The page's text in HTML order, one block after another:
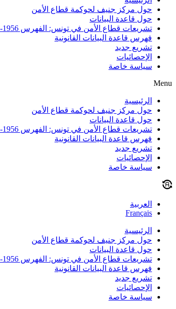
حول مركز جنيف لحوكمة قطاع الأمن
حول قاعدة البيانات
تشريعات قطاع الأمن في تونس: الفهرس 1956-2011
فهرس قاعدة البيانات القانونية
تشريع جديد
الإحصائيات
سياسة خاصة
Menu
الرئيسية
حول مركز جنيف لحوكمة قطاع الأمن
حول قاعدة البيانات
تشريعات قطاع الأمن في تونس: الفهرس 1956-2011
فهرس قاعدة البيانات القانونية
تشريع جديد
الإحصائيات
سياسة خاصة
العربية
Français
الرئيسية
حول مركز جنيف لحوكمة قطاع الأمن
حول قاعدة البيانات
تشريعات قطاع الأمن في تونس: الفهرس 1956-2011
فهرس قاعدة البيانات القانونية
تشريع جديد
الإحصائيات
سياسة خاصة